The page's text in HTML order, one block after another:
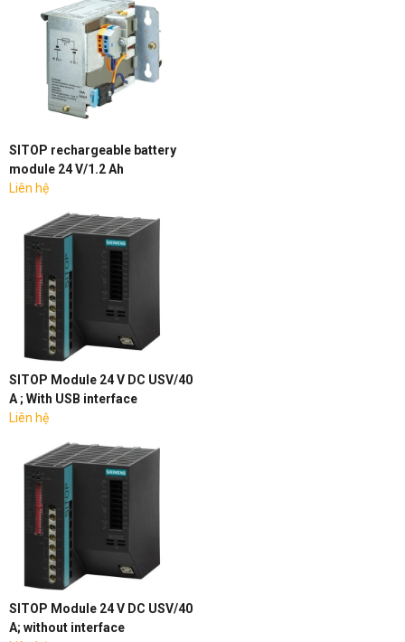
SITOP rechargeable battery
module 24 V/1.2 Ah
Liên hệ
SITOP Module 24 V DC USV/40
A ; With USB interface
Liên hệ
SITOP Module 24 V DC USV/40
A; without interface